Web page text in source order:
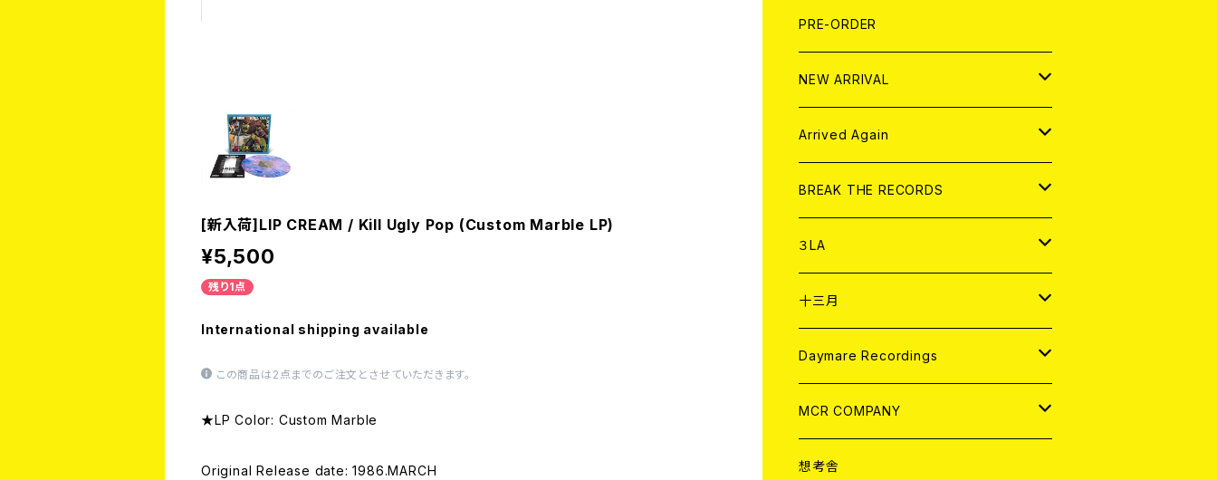
[新入荷]LIP CREAM / Kill Ugly Pop (Custom Marble LP)
¥5,500
残り1点
International shipping available
この商品は2点までのご注文とさせていただきます。
★LP Color: Custom Marble
Original Release date: 1986.MARCH
LP
HOOD
T-shirt
HOOD
BOLLOCKS
EL ZINE
写真集 (PHOTOBOOK)
CD
アナログ
アパレル
書籍
DIGITAL CONTENTS
PRE-ORDER
NEW ARRIVAL
CD
アナログ
Arrived Again
CD
アナログ
BREAK THE RECORDS
CD
ANALOG
アパレル
３LA
CD
ANALOG
十三月
CD
ANALOG
Daymare Recordings
CD
ANALOG
MCR COMPANY
CD
想考舎